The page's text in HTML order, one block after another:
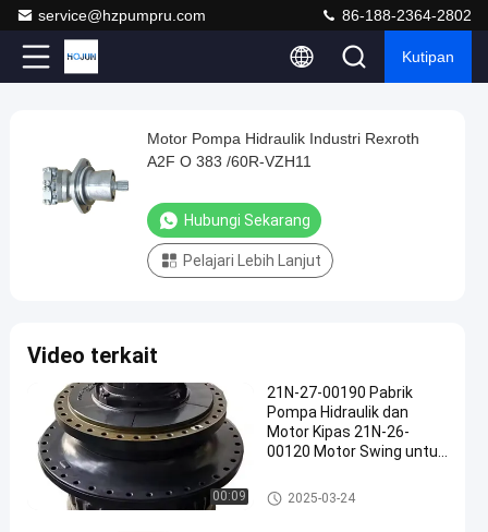
service@hzpumpru.com 86-188-2364-2802
Kutipan
Video
Pompa
Hidraulik
383
/60R-
VZH11
motor
hidrolik
01-13
729
pandangan
Hubungi
Motor Pompa Hidraulik Industri Rexroth
A2F O 383 /60R-VZH11
Hubungi Sekarang
Pelajari Lebih Lanjut
Video terkait
00:09
21N-27-00190 Pabrik
Pompa Hidraulik dan
Motor Kipas 21N-26-
00120 Motor Swing untuk
motor hidrolik
2025-03-24